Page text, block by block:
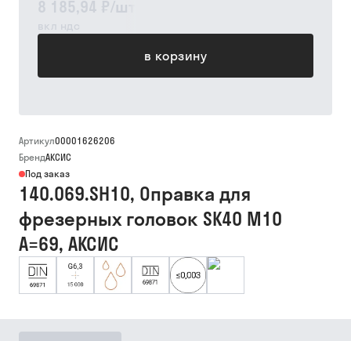
8 185,94 ₽/шт
вкл ндс
в корзину
Артикул00001626206
БрендАКСИС
Под заказ
140.069.SH10, Оправка для
фрезерных головок SK40 M10
A=69, АКСИС